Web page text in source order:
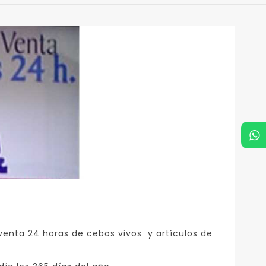
Sara y Ana
propiedad como complemento
24 horas de cebos vivos y artículos de